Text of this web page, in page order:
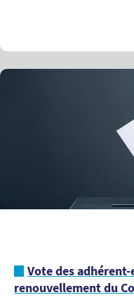
Vote des adhérent-
renouvellement du